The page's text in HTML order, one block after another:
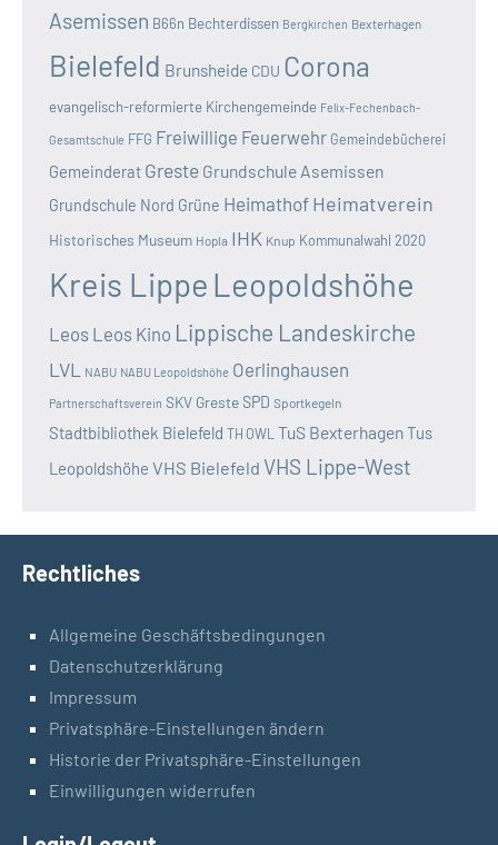
Asemissen B66n Bechterdissen Bergkirchen Bexterhagen
Bielefeld Brunsheide CDU Corona
evangelisch-reformierte Kirchengemeinde Felix-Fechenbach-
Gesamtschule FFG Freiwillige Feuerwehr Gemeindebücherei
Gemeinderat Greste Grundschule Asemissen
Grundschule Nord Grüne Heimathof Heimatverein
Historisches Museum Hopla IHK Knup Kommunalwahl 2020
Kreis Lippe Leopoldshöhe
Leos Leos Kino Lippische Landeskirche
LVL NABU NABU Leopoldshöhe Oerlinghausen
Partnerschaftsverein SKV GresteSPD Sportkegeln
Stadtbibliothek Bielefeld TH OWL TuS BexterhagenTus
Leopoldshöhe VHS Bielefeld VHS Lippe-West
Rechtliches
Allgemeine Geschäftsbedingungen
Datenschutzerklärung
Impressum
Privatsphäre-Einstellungen ändern
Historie der Privatsphäre-Einstellungen
Einwilligungen widerrufen